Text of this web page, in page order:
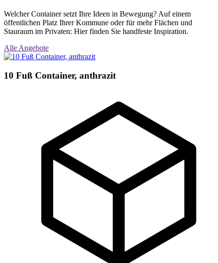
Welcher Container setzt Ihre Ideen in Bewegung? Auf einem
öffentlichen Platz Ihrer Kommune oder für mehr Flächen und
Stauraum im Privaten: Hier finden Sie handfeste Inspiration.
Alle Angebote
10 Fuß Container, anthrazit